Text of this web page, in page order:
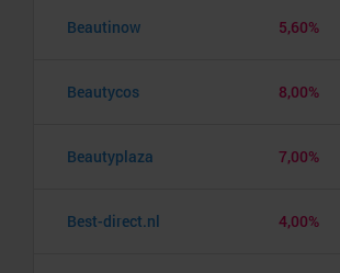
Beautinow 5,60%
Beautycos 8,00%
Beautyplaza 7,00%
Best-direct.nl 4,00%